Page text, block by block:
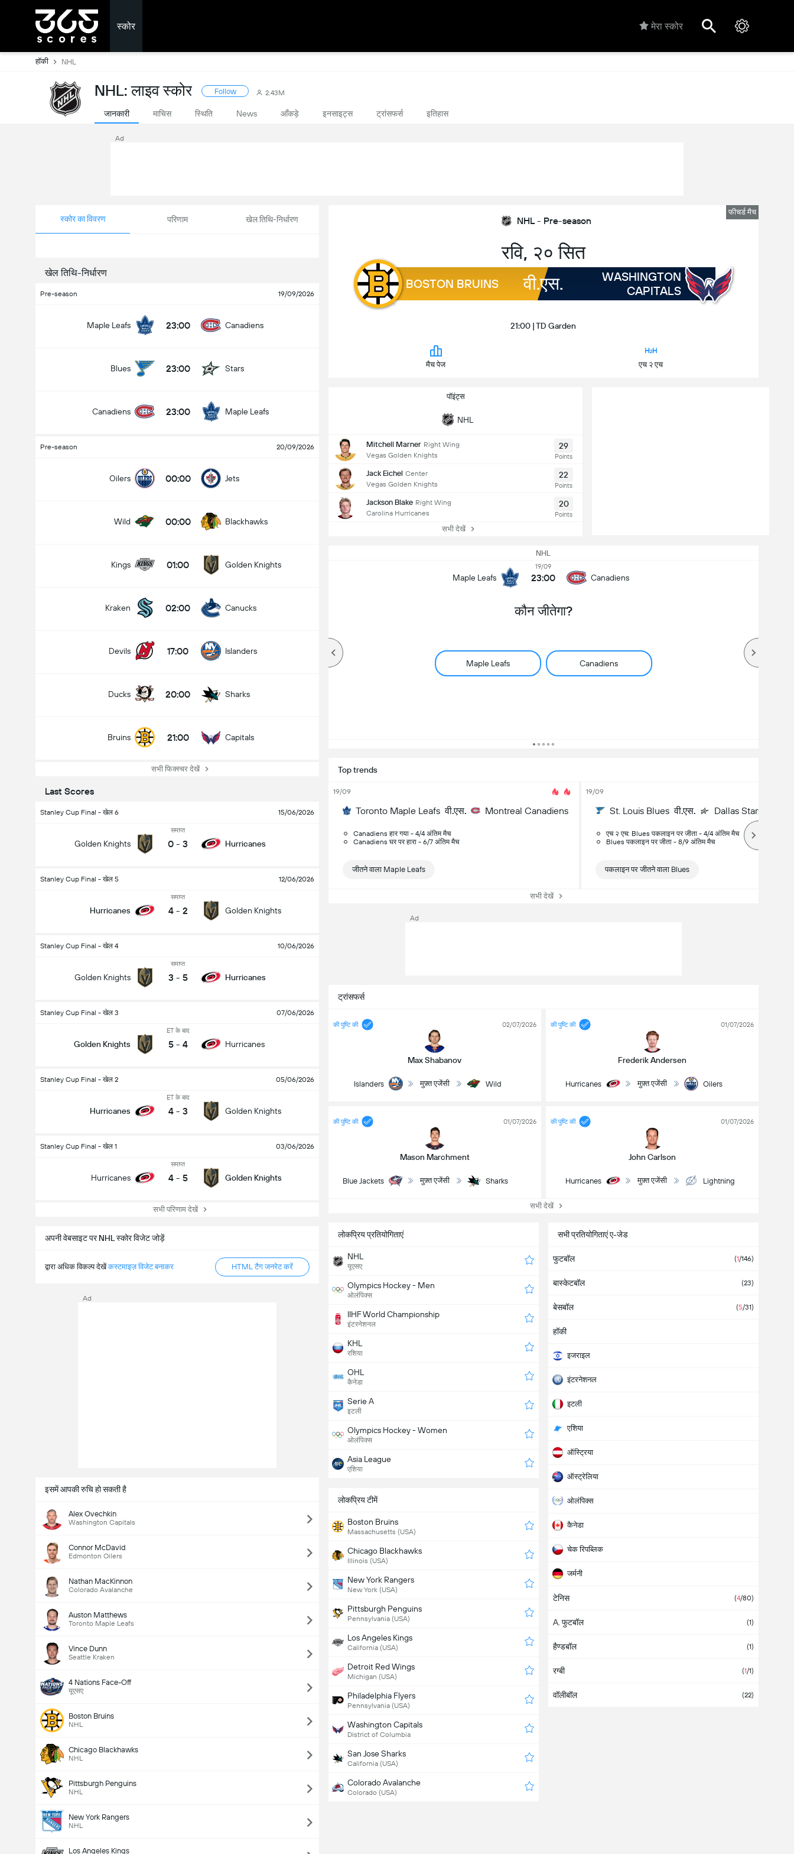
स्कोर मेरा स्कोर
हॉकी NHL
NHL: लाइव स्कोर Follow 2.43M
जानकारी माचिस स्थिति News आँकड़े इनसाइट्स ट्रांसफर्स इतिहास
Ad
स्कोर का विवरण परिणाम खेल तिथि-निर्धारण
खेल तिथि-निर्धारण
Pre-season 19/09/2026
Maple Leafs 23:00 Canadiens
Blues 23:00 Stars
Canadiens 23:00 Maple Leafs
Pre-season 20/09/2026
Oilers 00:00 Jets
Wild 00:00 Blackhawks
Kings 01:00 Golden Knights
Kraken 02:00 Canucks
Devils 17:00 Islanders
Ducks 20:00 Sharks
Bruins 21:00 Capitals
सभी फिक्स्चर देखें
Last Scores
Stanley Cup Final - खेल 6 15/06/2026
Golden Knights
समाप्त
0 - 3 Hurricanes
Stanley Cup Final - खेल 5 12/06/2026
Hurricanes
समाप्त
4 - 2 Golden Knights
Stanley Cup Final - खेल 4 10/06/2026
Golden Knights
समाप्त
3 - 5 Hurricanes
Stanley Cup Final - खेल 3 07/06/2026
Golden Knights
ET के बाद
5 - 4 Hurricanes
Stanley Cup Final - खेल 2 05/06/2026
Hurricanes
ET के बाद
4 - 3 Golden Knights
Stanley Cup Final - खेल 1 03/06/2026
Hurricanes
समाप्त
4 - 5 Golden Knights
सभी परिणाम देखें
अपनी वेबसाइट पर NHL स्कोर विजेट जोड़ें
द्वारा अधिक विकल्प देखें कस्टमाइज़ विजेट बनाकर HTML टैग जनरेट करें
Ad
इसमें आपकी रुचि हो सकती है
Alex Ovechkin
Washington Capitals
Connor McDavid
Edmonton Oilers
Nathan MacKinnon
Colorado Avalanche
Auston Matthews
Toronto Maple Leafs
Vince Dunn
Seattle Kraken
4 Nations Face-Off
यूएसए
Boston Bruins
NHL
Chicago Blackhawks
NHL
Pittsburgh Penguins
NHL
New York Rangers
NHL
Los Angeles Kings
फीचर्ड मैच
NHL - Pre-season
रवि, २० सित
BOSTON BRUINS वी.एस.
WASHINGTON
CAPITALS
21:00 | TD Garden
मैच पेज एच २ एच
पॉइंट्स
NHL
Mitchell Marner Right Wing
Vegas Golden Knights
29
Points
Jack Eichel Center
Vegas Golden Knights
22
Points
Jackson Blake Right Wing
Carolina Hurricanes
20
Points
सभी देखें
Top trends
19/09
Toronto Maple Leafs वी.एस. Montreal Canadiens
Canadiens हार गया - 4/4 अंतिम मैच
Canadiens घर पर हारा - 6/7 अंतिम मैच
जीतने वाला Maple Leafs
19/09
St. Louis Blues वी.एस. Dallas Stars
एच २ एच: Blues पकलाइन पर जीता - 4/4 अंतिम मैच
Blues पकलाइन पर जीता - 8/9 अंतिम मैच
पकलाइन पर जीतने वाला Blues
सभी देखें
Ad
ट्रांसफर्स
की पुष्टि की
Max Shabanov
02/07/2026
Islanders मुफ़्त एजेंसी Wild
की पुष्टि की
Frederik Andersen
01/07/2026
Hurricanes मुफ़्त एजेंसी Oilers
की पुष्टि की
Mason Marchment
01/07/2026
Blue Jackets मुफ़्त एजेंसी Sharks
की पुष्टि की
John Carlson
01/07/2026
Hurricanes मुफ़्त एजेंसी Lightning
सभी देखें
NHL
Maple Leafs
19/09
23:00 Canadiens
कौन जीतेगा?
Maple Leafs Canadiens
20/09
कौन जीतेगा?
लोकप्रिय प्रतियोगिताएं
NHL
यूएसए
Olympics Hockey - Men
ओलंपिक्स
IIHF World Championship
इंटरनेशनल
KHL
रशिया
OHL
कैनेडा
Serie A
इटली
Olympics Hockey - Women
ओलंपिक्स
Asia League
एशिया
सभी प्रतियोगिताएं ए-जेड
फुटबॉल (1/146)
बास्केटबॉल (23)
बेसबॉल (5/31)
हॉकी
इजराइल
इंटरनेशनल
इटली
एशिया
ऑस्ट्रिया
ऑस्ट्रेलिया
ओलंपिक्स
कैनेडा
चेक रिपब्लिक
जर्मनी
डेनमार्क
टेनिस (4/80)
A. फुटबॉल (1)
हैण्डबॉल (1)
रग्बी (1/1)
वॉलीबॉल (22)
लोकप्रिय टीमें
Boston Bruins
Massachusetts (USA)
Chicago Blackhawks
Illinois (USA)
New York Rangers
New York (USA)
Pittsburgh Penguins
Pennsylvania (USA)
Los Angeles Kings
California (USA)
Detroit Red Wings
Michigan (USA)
Philadelphia Flyers
Pennsylvania (USA)
Washington Capitals
District of Columbia
San Jose Sharks
California (USA)
Colorado Avalanche
Colorado (USA)